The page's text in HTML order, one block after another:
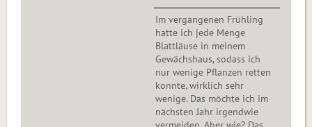
Im vergangenen Frühling
hatte ich jede Menge
Blattläuse in meinem
Gewächshaus, sodass ich
nur wenige Pflanzen retten
konnte, wirklich sehr
wenige. Das möchte ich im
nächsten Jahr irgendwie